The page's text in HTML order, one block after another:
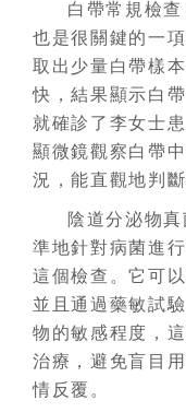
白帶常規檢
也是很關鍵的一
取出少量白帶樣
快，結果顯示白
就確診了李女士
顯微鏡觀察白帶
況，能直觀地判
陰道分泌物
準地針對病菌進
這個檢查。它可
並且通過藥敏試
物的敏感程度，
治療，避免盲目
情反覆。